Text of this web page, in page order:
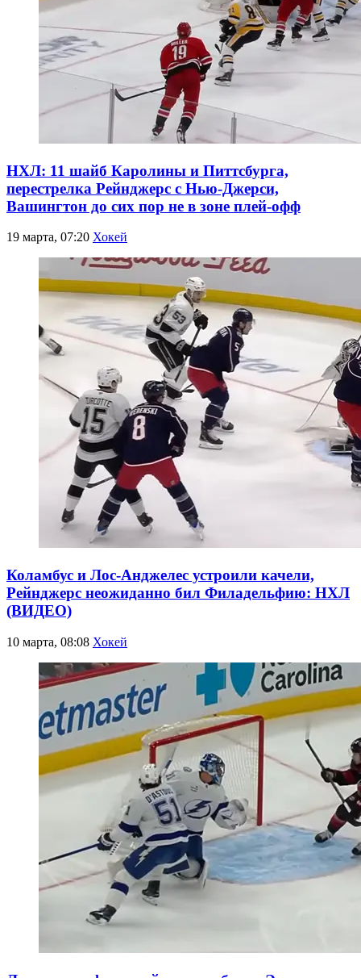
НХЛ: 11 шайб Каролины и Питтсбурга,
перестрелка Рейнджерс с Нью-Джерси,
Вашингтон до сих пор не в зоне плей-офф
19 марта, 07:20 Хокей
Коламбус и Лос-Анджелес устроили качели,
Рейнджерс неожиданно бил Филадельфию: НХЛ
(ВИДЕО)
10 марта, 08:08 Хокей